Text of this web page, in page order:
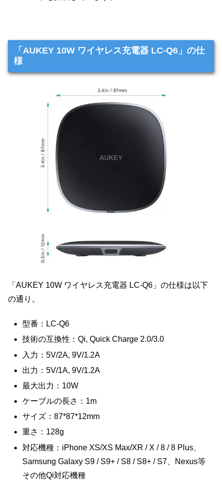
「AUKEY 10W ワイヤレス充電器 LC-Q6」の仕
様
「AUKEY 10W ワイヤレス充電器 LC-Q6」の仕様は以下
の通り。
型番：LC-Q6
技術の互換性：Qi, Quick Charge 2.0/3.0
入力：5V/2A, 9V/1.2A
出力：5V/1A, 9V/1.2A
最大出力：10W
ケーブルの長さ：1m
サイズ：87*87*12mm
重さ：128g
対応機種：iPhone XS/XS Max/XR / X / 8 / 8 Plus、
Samsung Galaxy S9 / S9+ / S8 / S8+ / S7、Nexus等
その他Qi対応機種